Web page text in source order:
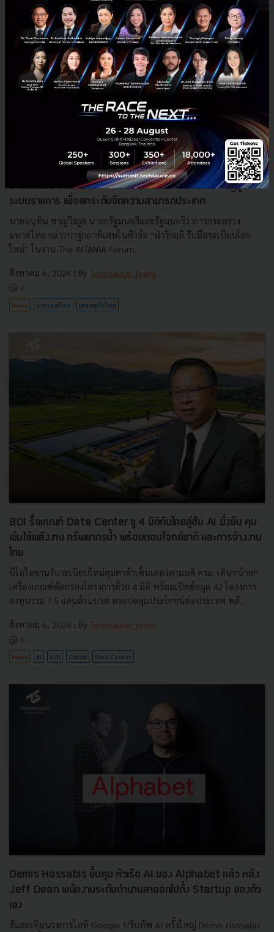
3 เรื่องที่ประเทศไทยต้อง Focus สร้างคน–นวัตกรรม–ปฏิรูป
ระบบราชการ เพื่อยกระดับขีดความสามารถประเทศ
นายอนุทิน ชาญวีรกูล นายกรัฐมนตรีและรัฐมนตรีว่าการกระทรวง
มหาดไทย กล่าวปาฐกถาพิเศษในหัวข้อ “ฝ่าวิกฤติ รับมือระเบียบโลก
ใหม่” ในงาน The INTANIA Forum...
สิงหาคม 6, 2026 | By Techsauce Team
0
News ประเทศไทย เศรษฐกิจไทย
BOI รื้อเกณฑ์ Data Center ชู 4 มิติดันไทยสู่ฮับ AI ยั่งยืน คุม
เข้มใช้พลังงาน ทรัพยากรน้ำ พร้อมตอบโจทย์ชาติ และการจ้างงาน
ไทย
บีโอไอขานรับระเบียบใหม่คุมดาต้าเซ็นเตอร์ตามมติ ครม. เดินหน้ายก
เครื่องเกณฑ์คัดกรองโครงการด้วย 4 มิติ พร้อมเปิดข้อมูล 42 โครงการ
ลงทุนรวม 7.5 แสนล้านบาท ครอบคลุมประโยชน์ต่อประเทศ พลั...
สิงหาคม 6, 2026 | By Techsauce Team
0
News AI BOI Cloud Data Center
Demis Hassabis ขึ้นคุม หัวเรือ AI ของ Alphabet แล้ว หลัง
Jeff Dean พนักงานระดับตำนานลาออกไปตั้ง Startup ของตัว
เอง
สั่นสะเทือนวงการไอที Google ปรับทัพ AI ครั้งใหญ่ Demis Hassabis